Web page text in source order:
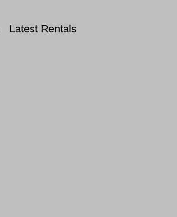
Latest Rentals